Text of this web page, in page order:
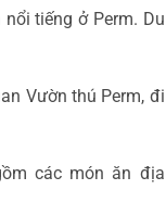
tiếng ở Perm. Du
Vườn thú Perm, đi
các món ăn địa